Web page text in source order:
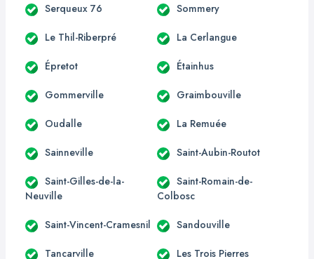
Serqueux 76 Sommery
Le Thil-Riberpré La Cerlangue
Épretot Étainhus
Gommerville Graimbouville
Oudalle La Remuée
Sainneville Saint-Aubin-Routot
Saint-Gilles-de-la-
Neuville
Saint-Romain-de-
Colbosc
Saint-Vincent-Cramesnil Sandouville
Tancarville Les Trois Pierres